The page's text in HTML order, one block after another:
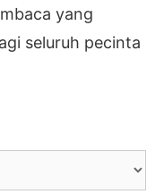
yang
seluruh pecinta